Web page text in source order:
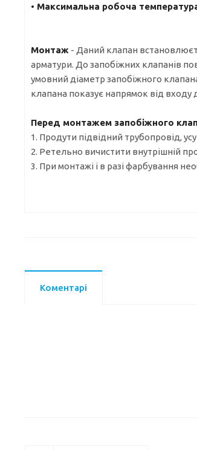
• Максимальна робоча
Монтаж - Даний клапан
арматури. До запобіжних клапанів
умовний діаметр запобіжного
клапана показує напрямок від входу
Перед монтажем запобіжного
1. Продути підвідний трубопровід,
2. Ретельно вичистити внутрішній
3. При монтажі і в разі фарбування
Коментарі